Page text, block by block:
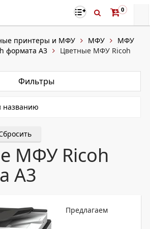
0
принтеры и МФУ МФУ
МФУ
формата A3
Цветные МФУ Ricoh
Фильтры
МФУ Ricoh
A3
Предлагаем